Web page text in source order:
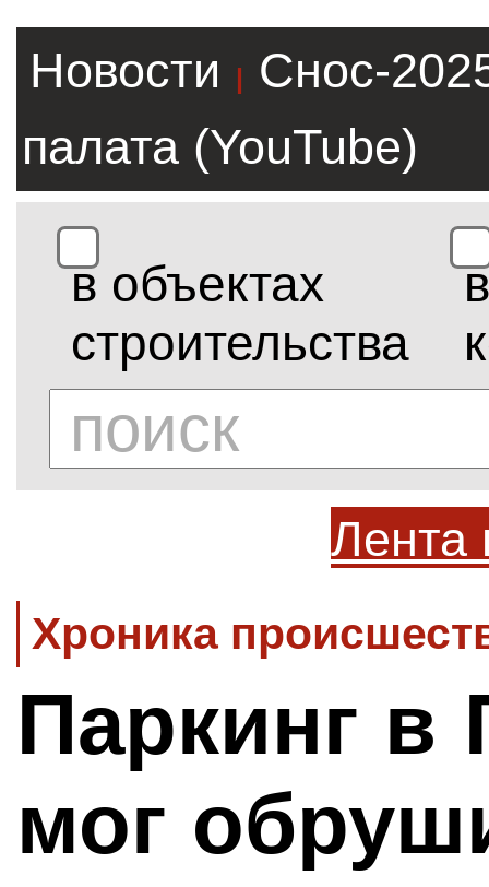
Новости |
Снос-
палата (YouTube)
в объектах
строительства
в
Лента
Хроника
Паркинг в
мог